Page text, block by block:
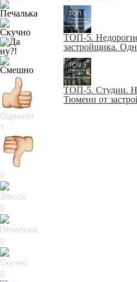
Оценили
1
0
0
0
0
ТОП-5.
застройщика.
ТОП-5. Студии.
Тюмени от